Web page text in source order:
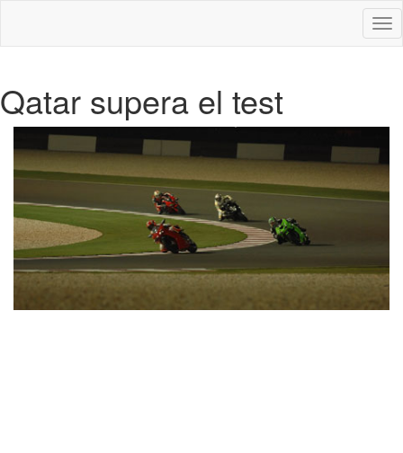
Qatar supera el test